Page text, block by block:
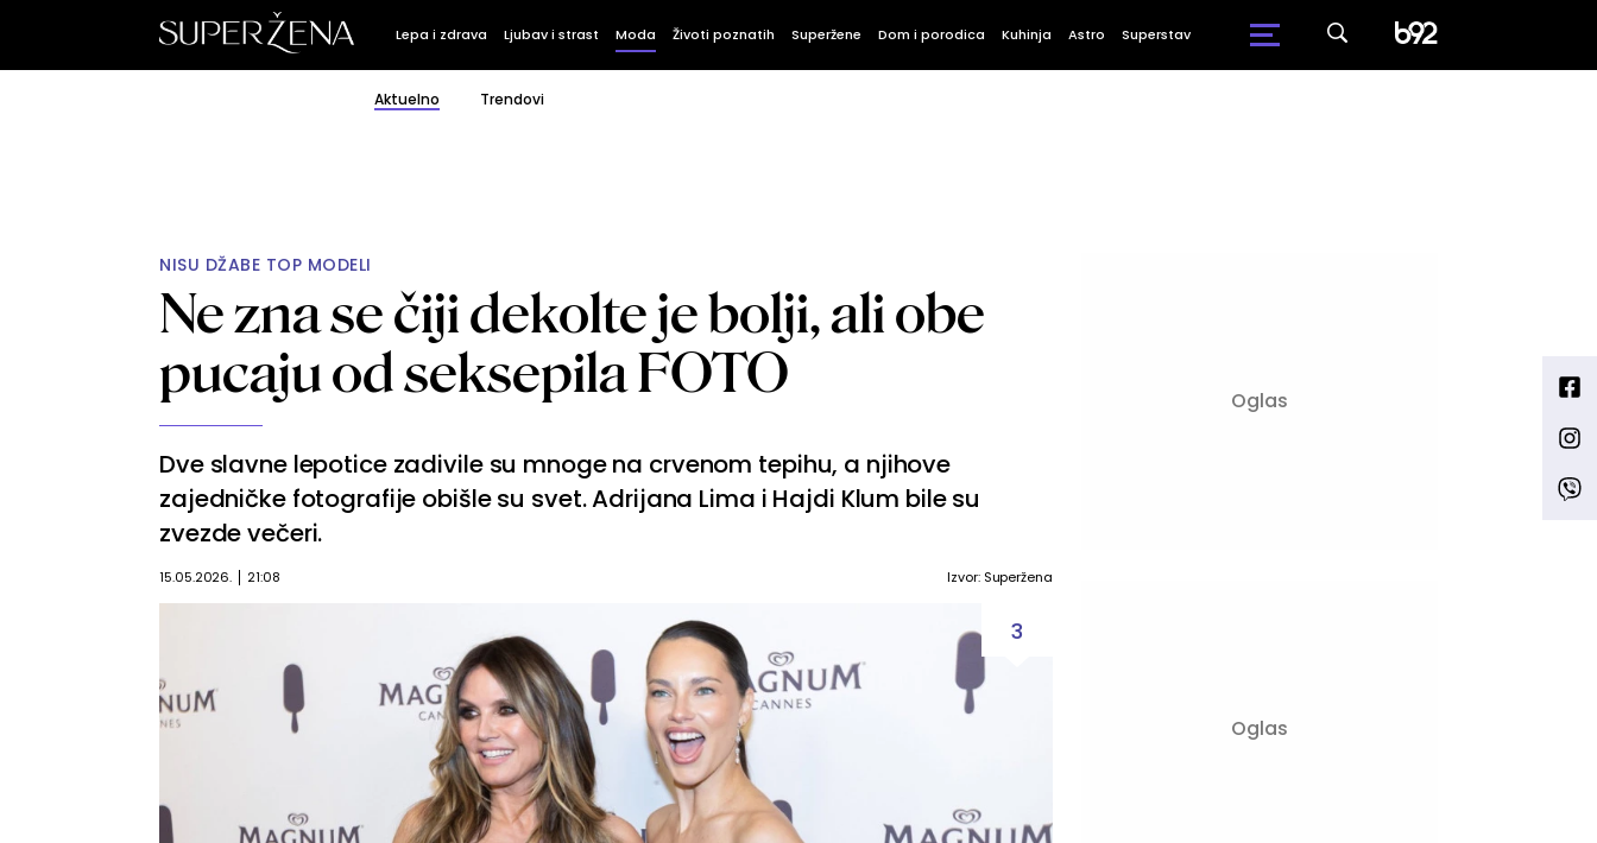
Lepa i zdrava Ljubav i strast Moda Životi poznatih Superžene Dom i porodica Kuhinja Astro Superstav
Aktuelno Trendovi
NISU DŽABE TOP MODELI
Ne zna se čiji dekolte je bolji, ali obe
pucaju od seksepila FOTO
Dve slavne lepotice zadivile su mnoge na crvenom tepihu, a njihove
zajedničke fotografije obišle su svet. Adrijana Lima i Hajdi Klum bile su
zvezde večeri.
15.05.2026. 21:08 Izvor: Superžena
3